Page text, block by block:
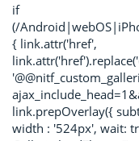
if
(/
{ link.attr('href',
link.prepOverlay({
width : '524px', wait: